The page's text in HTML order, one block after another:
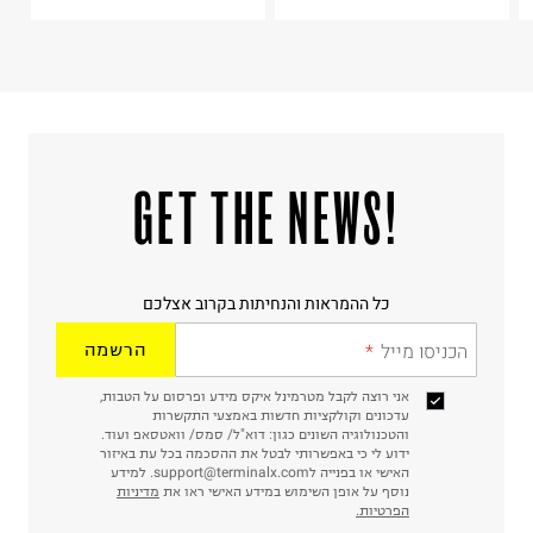
!GET THE NEWS
כל ההמראות והנחיתות בקרוב אצלכם
הכניסו מייל הרשמה
אני רוצה לקבל מטרמינל איקס מידע ופרסום על הטבות,
עדכונים וקולקציות חדשות באמצעי התקשרות
והטכנולוגיה השונים כגון: דוא"ל/ סמס/ וואטסאפ ועוד.
ידוע לי כי באפשרותי לבטל את ההסכמה בכל עת באיזור
האישי או בפנייה לsupport@terminalx.com. למידע
נוסף על אופן השימוש במידע האישי ראו את מדיניות
הפרטיות.